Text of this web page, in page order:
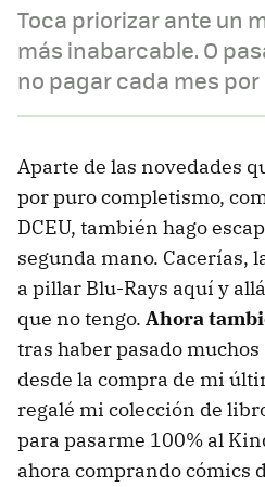
Toca priorizar ante un
más inabarcable. O
no pagar cada mes por
Aparte de las novedades
por puro completismo,
DCEU, también hago
segunda mano. Cacerías,
a pillar Blu-Rays aquí y
que no tengo. Ahora
tras haber pasado
desde la compra de mi
regalé mi colección de
para pasarme 100% al
ahora comprando cómics